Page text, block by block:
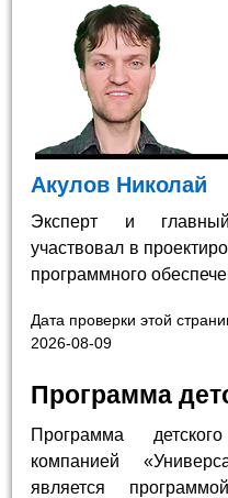
Акулов Николай
Эксперт и
участвовал в
программного
Дата проверки этой
2026-08-09
Программа
Программа
компанией
является